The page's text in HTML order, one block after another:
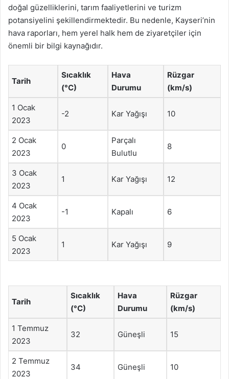
doğal güzelliklerini, tarım faaliyetlerini ve turizm
potansiyelini şekillendirmektedir. Bu nedenle, Kayseri’nin
hava raporları, hem yerel halk hem de ziyaretçiler için
önemli bir bilgi kaynağıdır.
Tarih
Sıcaklık
(°C)
Hava
Durumu
Rüzgar
(km/s)
1 Ocak
2023
-2 Kar Yağışı 10
2 Ocak
2023
0
Parçalı
Bulutlu
8
3 Ocak
2023
1 Kar Yağışı 12
4 Ocak
2023
-1 Kapalı 6
5 Ocak
2023
1 Kar Yağışı 9
Tarih
Sıcaklık
(°C)
Hava
Durumu
Rüzgar
(km/s)
1 Temmuz
2023
32 Güneşli 15
2 Temmuz
2023
34 Güneşli 10